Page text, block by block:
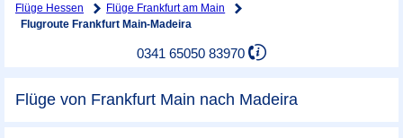
Flüge Hessen
Flüge Frankfurt am Main
Flugroute Frankfurt Main-Madeira
0341 65050 83970
Flüge von Frankfurt Main nach Madeira